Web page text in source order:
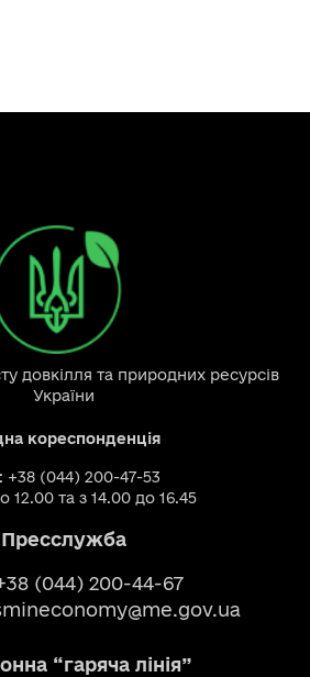
довкілля та природних ресурсів
України
кореспонденція
+38 (044) 200-47-53
12.00 та з 14.00 до 16.45
Пресслужба
(044) 200-44-67
“гаряча лінія”